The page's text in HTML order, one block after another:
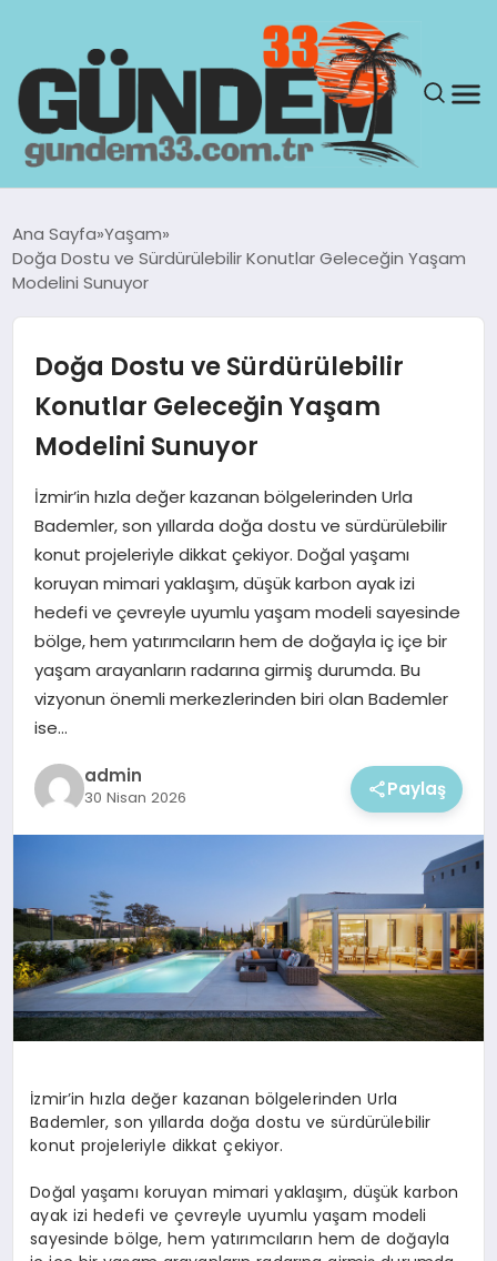
GÜNDEM
SAĞLIK
TEKNOLOJI
EKONOMI
MAGAZIN
Ana Sayfa Yaşam
Doğa Dostu ve Sürdürülebilir Konutlar Geleceğin Yaşam
Modelini Sunuyor
Doğa Dostu ve Sürdürülebilir
Konutlar Geleceğin Yaşam
Modelini Sunuyor
İzmir’in hızla değer kazanan bölgelerinden Urla
Bademler, son yıllarda doğa dostu ve sürdürülebilir
konut projeleriyle dikkat çekiyor. Doğal yaşamı
koruyan mimari yaklaşım, düşük karbon ayak izi
hedefi ve çevreyle uyumlu yaşam modeli sayesinde
bölge, hem yatırımcıların hem de doğayla iç içe bir
yaşam arayanların radarına girmiş durumda. Bu
vizyonun önemli merkezlerinden biri olan Bademler
ise…
admin
30 Nisan 2026 Paylaş
İzmir’in hızla değer kazanan bölgelerinden Urla
Bademler, son yıllarda doğa dostu ve sürdürülebilir
konut projeleriyle dikkat çekiyor.
Doğal yaşamı koruyan mimari yaklaşım, düşük karbon
ayak izi hedefi ve çevreyle uyumlu yaşam modeli
sayesinde bölge, hem yatırımcıların hem de doğayla